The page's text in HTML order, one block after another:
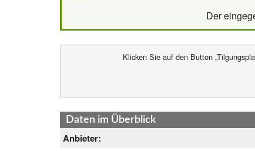
Der
Klicken Sie auf den Button
Daten im Überblick
Anbieter: